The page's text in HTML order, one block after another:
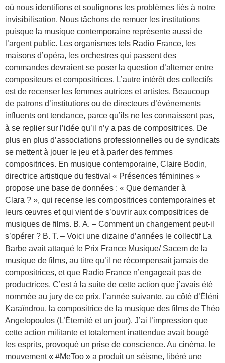
où nous identifions et soulignons les problèmes liés à notre
invisibilisation. Nous tâchons de remuer les institutions
puisque la musique contemporaine représente aussi de
l’argent public. Les organismes tels Radio France, les
maisons d’opéra, les orchestres qui passent des
commandes devraient se poser la question d’alterner entre
compositeurs et compositrices. L’autre intérêt des collectifs
est de recenser les femmes autrices et artistes. Beaucoup
de patrons d’institutions ou de directeurs d’événements
influents ont tendance, parce qu’ils ne les connaissent pas,
à se replier sur l’idée qu’il n’y a pas de compositrices. De
plus en plus d’associations professionnelles ou de syndicats
se mettent à jouer le jeu et à parler des femmes
compositrices. En musique contemporaine, Claire Bodin,
directrice artistique du festival « Présences féminines »
propose une base de données : « Que demander à
Clara ? », qui recense les compositrices contemporaines et
leurs œuvres et qui vient de s’ouvrir aux compositrices de
musiques de films. B. A. – Comment un changement peut-il
s’opérer ? B. T. – Voici une dizaine d’années le collectif La
Barbe avait attaqué le Prix France Musique/ Sacem de la
musique de films, au titre qu’il ne récompensait jamais de
compositrices, et que Radio France n’engageait pas de
productrices. C’est à la suite de cette action que j’avais été
nommée au jury de ce prix, l’année suivante, au côté d’Éléni
Karaïndrou, la compositrice de la musique des films de Théo
Angelopoulos (L’Éternité et un jour). J’ai l’impression que
cette action militante et totalement inattendue avait bougé
les esprits, provoqué un prise de conscience. Au cinéma, le
mouvement « #MeToo » a produit un séisme, libéré une